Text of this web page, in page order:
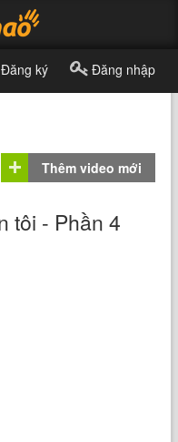
Đăng ký Đăng nhập
Thêm video mới
tôi - Phần 4